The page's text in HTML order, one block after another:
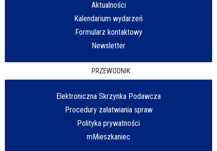
Aktualności
Kalendarium wydarzeń
Formularz kontaktowy
Newsletter
PRZEWODNIK
Elektroniczna Skrzynka Podawcza
Procedury załatwiania spraw
Polityka prywatności
mMieszkaniec